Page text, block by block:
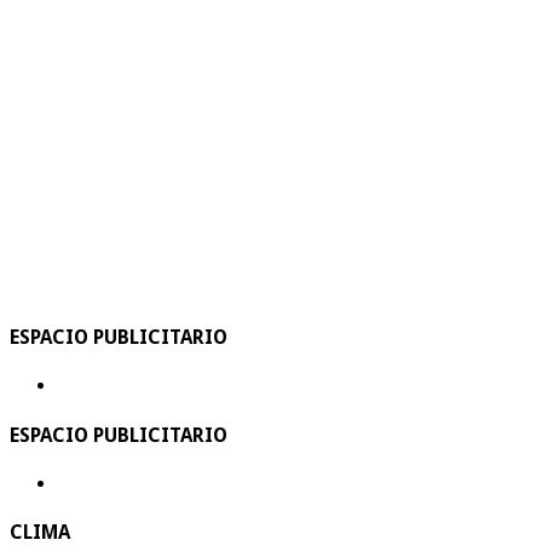
ESPACIO PUBLICITARIO
ESPACIO PUBLICITARIO
CLIMA